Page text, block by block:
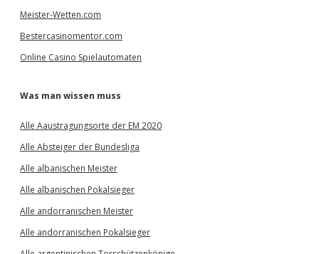
Meister-Wetten.com
Bestercasinomentor.com
Online Casino Spielautomaten
Was man wissen muss
Alle Aaustragungsorte der EM 2020
Alle Absteiger der Bundesliga
Alle albanischen Meister
Alle albanischen Pokalsieger
Alle andorranischen Meister
Alle andorranischen Pokalsieger